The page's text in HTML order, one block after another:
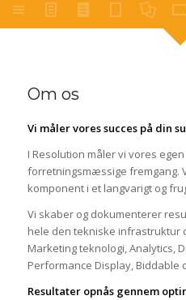
Om os
Vi måler vores succes på din
I Resolution måler vi vores
forretningsmæssige fremgang.
komponent i et langvarigt og
Vi skaber og dokumenterer
hele den tekniske infrastruktur
Marketing teknologi, Analytics,
Performance Display, Biddable
Resultater opnås gennem